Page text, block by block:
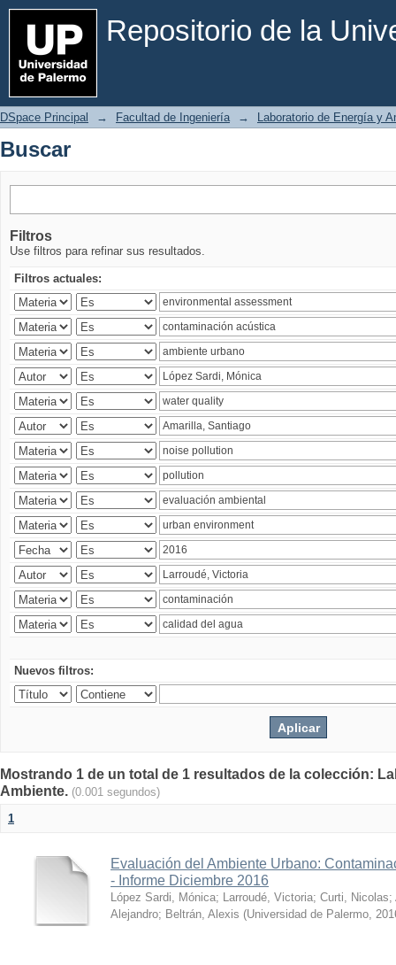
Repositorio de la
Buscar
DSpace Principal → Facultad de Ingeniería → Laboratorio de Energía y
Buscar
Filtros
Use filtros para refinar sus resultados.
Filtros actuales:
Nuevos filtros:
Mostrando 1 de un total de 1 resultados de la colección:
Ambiente. (0.001 segundos)
1
Evaluación del Ambiente Urbano:
- Informe Diciembre 2016
López Sardi, Mónica; Larroudé, Victoria; Curti, Nicolas;
Alejandro; Beltrán, Alexis (Universidad de Palermo,